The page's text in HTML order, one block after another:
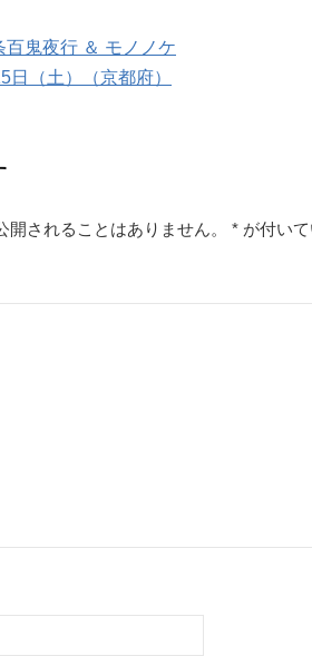
鬼夜行 ＆ モノノケ
（土）（京都府）
開されることはありません。 * が付い